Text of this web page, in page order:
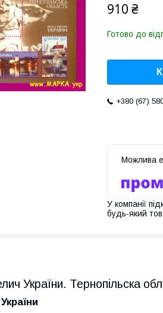
910 ₴
Готово до
+380 (67)
У компанії
будь-який
України. Тернопільска